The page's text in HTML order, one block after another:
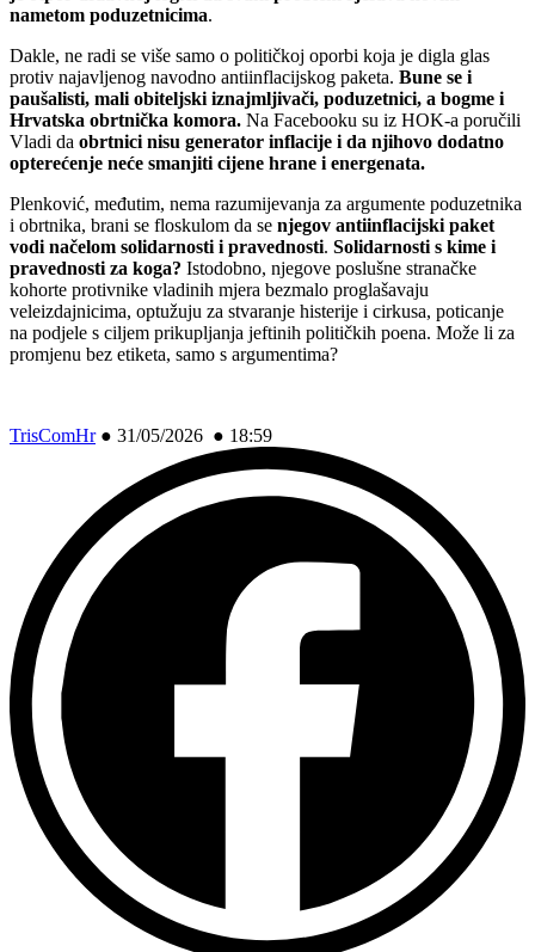
nametom poduzetnicima.
Dakle, ne radi se više samo o političkoj oporbi koja je digla glas
protiv najavljenog navodno antiinflacijskog paketa. Bune se i
paušalisti, mali obiteljski iznajmljivači, poduzetnici, a bogme i
Hrvatska obrtnička komora. Na Facebooku su iz HOK-a poručili
Vladi da obrtnici nisu generator inflacije i da njihovo dodatno
opterećenje neće smanjiti cijene hrane i energenata.
Plenković, međutim, nema razumijevanja za argumente poduzetnika
i obrtnika, brani se floskulom da se njegov antiinflacijski paket
vodi načelom solidarnosti i pravednosti. Solidarnosti s kime i
pravednosti za koga? Istodobno, njegove poslušne stranačke
kohorte protivnike vladinih mjera bezmalo proglašavaju
veleizdajnicima, optužuju za stvaranje histerije i cirkusa, poticanje
na podjele s ciljem prikupljanja jeftinih političkih poena. Može li za
promjenu bez etiketa, samo s argumentima?
TrisComHr● 31/05/2026 ● 18:59